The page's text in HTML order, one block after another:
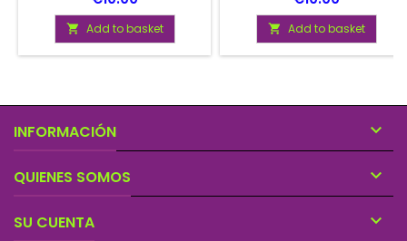
adelante de situaciones
dificeles, laborales, sociales,
economicas y de pareja.
 Add to basket
su negocio, asi como crear
armonian entre el personal.
 Add to basket
INFORMACIÓN 
QUIENES SOMOS 
SU CUENTA 